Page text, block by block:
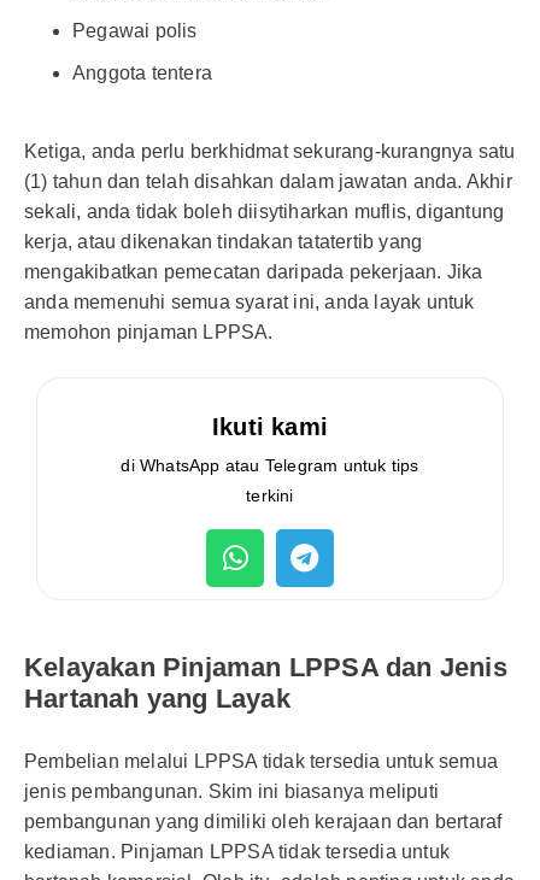
Pegawai polis
Anggota tentera
Ketiga, anda perlu berkhidmat sekurang-kurangnya satu
(1) tahun dan telah disahkan dalam jawatan anda. Akhir
sekali, anda tidak boleh diisytiharkan muflis, digantung
kerja, atau dikenakan tindakan tatatertib yang
mengakibatkan pemecatan daripada pekerjaan. Jika
anda memenuhi semua syarat ini, anda layak untuk
memohon pinjaman LPPSA.
Ikuti kami
di WhatsApp atau Telegram untuk tips
terkini
Kelayakan Pinjaman LPPSA dan Jenis
Hartanah yang Layak
Pembelian melalui LPPSA tidak tersedia untuk semua
jenis pembangunan. Skim ini biasanya meliputi
pembangunan yang dimiliki oleh kerajaan dan bertaraf
kediaman. Pinjaman LPPSA tidak tersedia untuk